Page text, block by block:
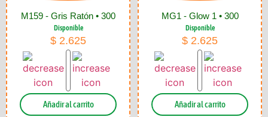
M159 - Gris Ratón • 300
Disponible
$ 2.625
Añadir al carrito
MG1 - Glow 1 • 300
Disponible
$ 2.625
Añadir al carrito